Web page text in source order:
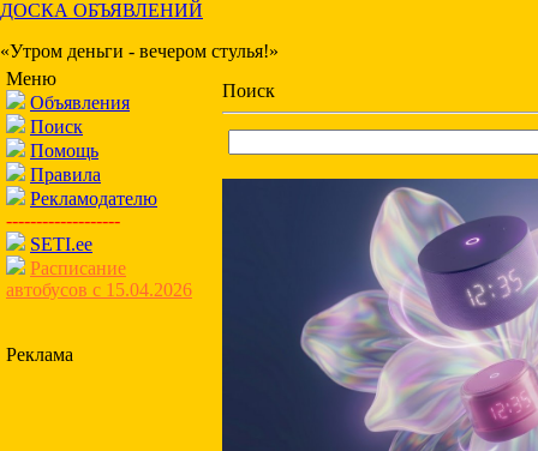
ДОСКА ОБЪЯВЛЕНИЙ
«Утром деньги - вечером стулья!»
Меню
Объявления
Поиск
Помощь
Правила
Рекламодателю
-------------------
SETI.ee
Расписание
автобусов с 15.04.2026
Реклама
Поиск